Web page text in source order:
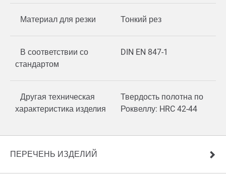
Материал для резки Тонкий рез
В соответствии со
стандартом
DIN EN 847-1
Другая техническая
характеристика изделия
Твердость полотна по
Роквеллу: HRC 42-44
ПЕРЕЧЕНЬ ИЗДЕЛИЙ